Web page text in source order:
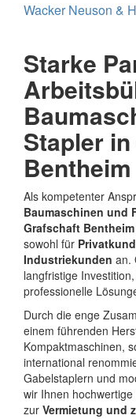
Wacker Neuson &
Starke
Stapler
Bentheim
Als kompetenter
Baumaschinen und
Grafschaft Bentheim
sowohl für
Industriekunden an.
langfristige
professionelle
Durch die enge
einem führenden
Kompaktmaschinen,
international
Gabelstaplern und
wir Ihnen
zur Vermietung und